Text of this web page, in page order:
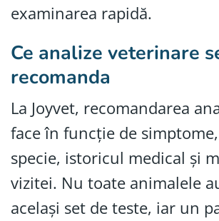
examinarea rapidă.
Ce analize veterinare
recomanda
La Joyvet, recomandarea
face în funcție de
specie, istoricul medical și
vizitei. Nu toate animalele
același set de teste, iar un